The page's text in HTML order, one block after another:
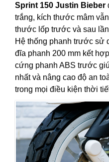
Sprint 150 Justin Bieber
trắng, kích thước mâm
thước lốp trước và sau
Hệ thống phanh trước sử
đĩa phanh 200 mm kết
cứng phanh ABS trước
nhất và nâng cao độ an
trong mọi điều kiện thời